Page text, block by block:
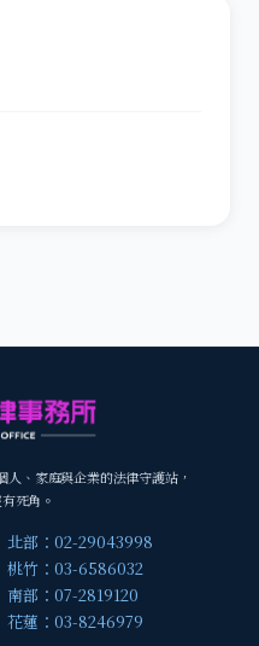
、家庭與企業的法律守護站，
死角。
北部：02-29043998
桃竹：03-6586032
南部：07-2819120
花蓮：03-8246979